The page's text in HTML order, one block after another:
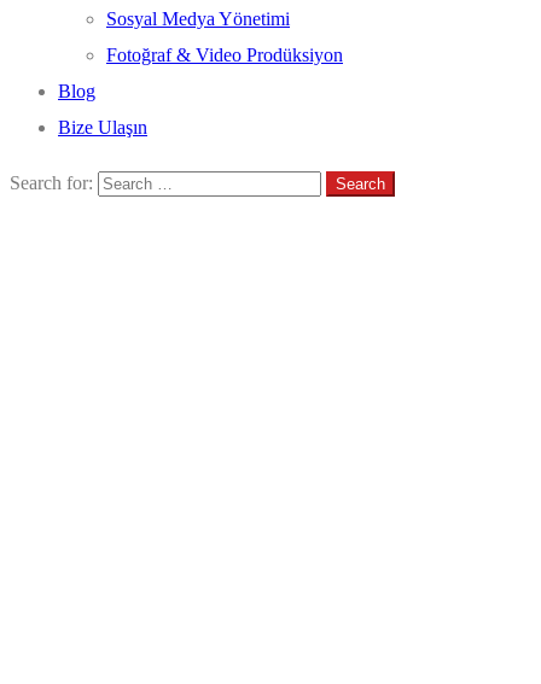
Sosyal Medya Yönetimi
Fotoğraf & Video Prodüksiyon
Blog
Bize Ulaşın
Search for: